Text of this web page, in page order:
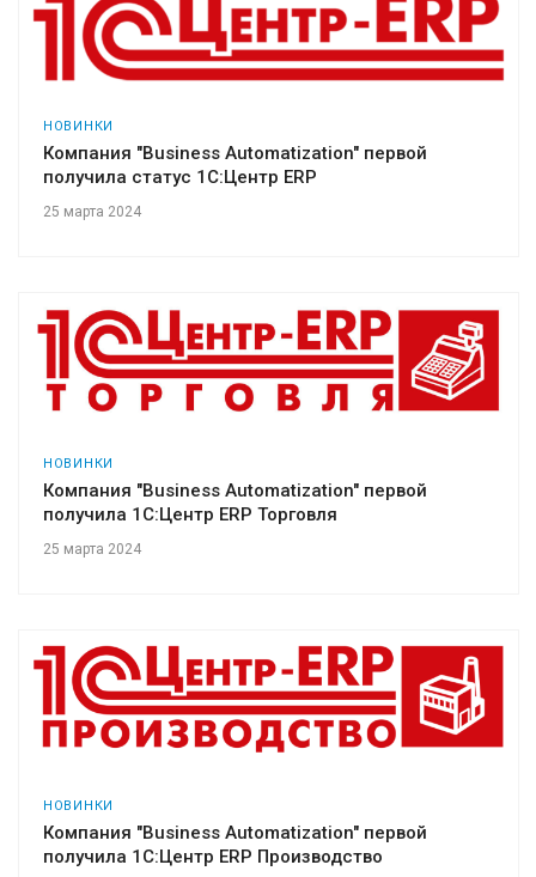
НОВИНКИ
Компания "Business Automatization" первой
получила статус 1С:Центр ERP
25 марта 2024
НОВИНКИ
Компания "Business Automatization" первой
получила 1С:Центр ERP Торговля
25 марта 2024
НОВИНКИ
Компания "Business Automatization" первой
получила 1С:Центр ERP Производство